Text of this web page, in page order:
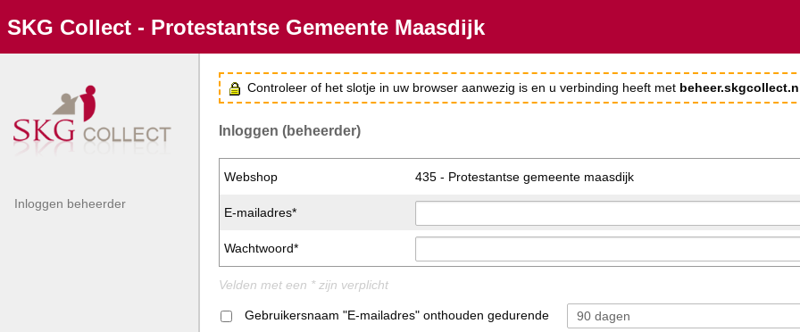
SKG Collect - Protestantse Gemeente Maasdijk
Inloggen beheerder
Controleer of het slotje in uw browser aanwezig is en u verbinding heeft met
Inloggen (beheerder)
Webshop 435 - Protestantse gemeente maasdijk
E-mailadres*
Wachtwoord*
Velden met een * zijn verplicht
Gebruikersnaam "E-mailadres" onthouden gedurende